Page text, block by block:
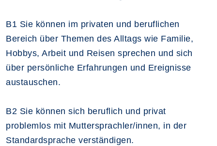
B1 Sie können im privaten und beruflichen
Bereich über Themen des Alltags wie Familie,
Hobbys, Arbeit und Reisen sprechen und sich
über persönliche Erfahrungen und Ereignisse
austauschen.
B2 Sie können sich beruflich und privat
problemlos mit Muttersprachler/innen, in der
Standardsprache verständigen.